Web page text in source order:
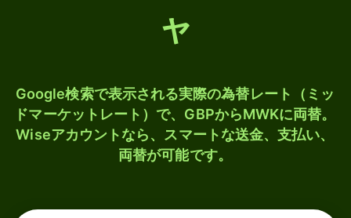
ャ
Google検索で表示される実際の為替レート（ミッ
ドマーケットレート）で、GBPからMWKに両替。
Wiseアカウントなら、スマートな送金、支払い、
両替が可能です。